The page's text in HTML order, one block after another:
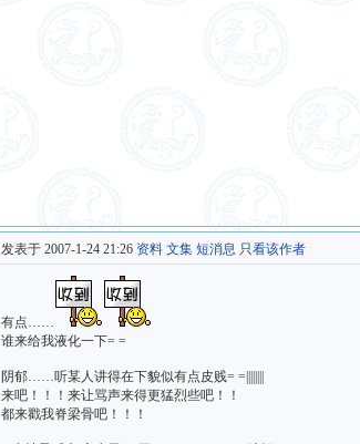
发表于 2007-1-24 21:26 资料 文集 短消息 只看该作者
有点……
谁来给我液化一下= =
阴郁……听某人讲得在下貌似有点皮贱= =||||||||
来吧！！！来让骂声来得更猛烈些吧！！
都来戳我脊梁骨吧！！！